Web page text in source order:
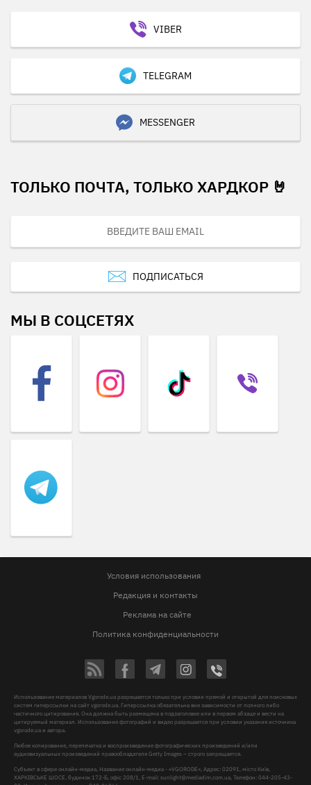
VIBER
TELEGRAM
MESSENGER
ТОЛЬКО ПОЧТА, ТОЛЬКО ХАРДКОР 🤘
ПОДПИСАТЬСЯ
МЫ В СОЦСЕТЯХ
Условия использования
Редакция и контакты
Реклама на сайте
Политика конфиденциальности
Использование материалов Vgorode.ua разрешается только при условии прямой и открытой для поисковых
систем гиперссылки на сайт vgorode.ua. Гиперссылка обязательна вне зависимости от полного либо
частичного цитирования. Она должна быть размещена в подзаголовке или в первом абзаце и вести на
цитируемый материал. Использование фотографий и видео разрешается при условии указания источника
vgorode.ua и автора.
Любое копирование, перепечатка и воспроизведение фотографических произведений и/или
аудиовизуальных произведений правообладателя Getty Images – строго запрещается.
Субъект в сфере онлайн-медиа, Название онлайн-медиа - «VGORODE», Адрес: 02091, місто Київ,
ХАРКІВСЬКЕ ШОСЕ, будинок 172-Б, офіс 208/1, E-mail:sunlight@mediadim.com.ua , Телефон: 044-205-43-